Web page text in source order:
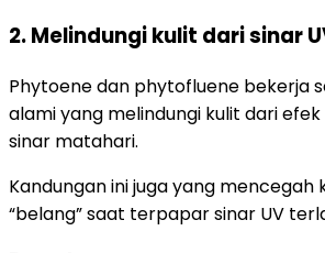
2. Melindungi kulit dari sinar
Phytoene dan phytofluene bekerja
alami yang melindungi kulit dari
sinar matahari.
Kandungan ini juga yang mencegah
“belang” saat terpapar sinar UV